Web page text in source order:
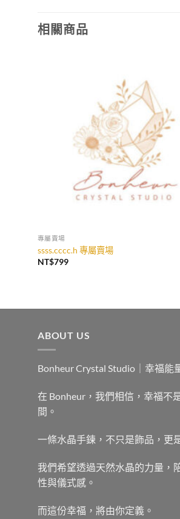
相關商品
專屬賣場
ssss.cccc.h 專屬賣場
NT$799
ABOUT US
Bonheur Crystal Studio｜幸福能
在 Bonheur，我們相信，幸福不
間。
一條水晶手鍊，不只是飾品，更
我們希望透過天然水晶的力量，
性與儀式感。
而這份幸福，將由你定義。